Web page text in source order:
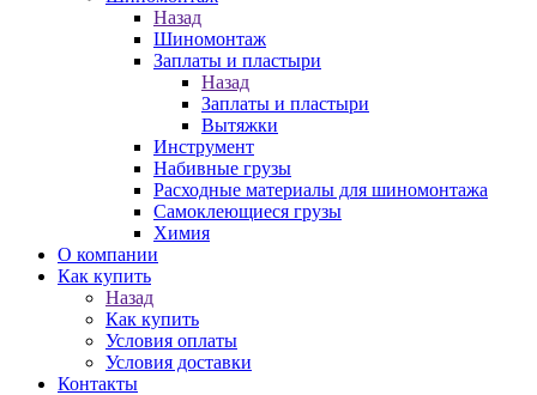
Назад
Шиномонтаж
Заплаты и пластыри
Назад
Заплаты и пластыри
Вытяжки
Инструмент
Набивные грузы
Расходные материалы для шиномонтажа
Самоклеющиеся грузы
Химия
О компании
Как купить
Назад
Как купить
Условия оплаты
Условия доставки
Контакты